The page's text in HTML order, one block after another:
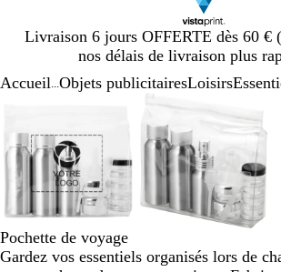
Livraison 6 jours OFFERTE dès 60 €
nos délais de livraison plus
Diapositive
1
Accueil Objets publicitairesLoisirs
minimum
développer
touches
plus
et
moins
pour
zoomer
et
zoomable
minimum
pour
développer
touches
plus
et
moins
pour
et
sur
3
Pochette de voyage
Gardez vos essentiels organisés lors de